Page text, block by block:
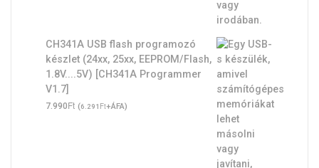
CH341A USB flash programozó
készlet (24xx, 25xx, EEPROM/Flash,
1.8V....5V) [CH341A Programmer
V1.7]
7.990Ft (6.291 Ft+ÁFA)